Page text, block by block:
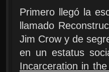
Primero llegó la
llamado
Jim Crow y de
en un estatus
Incarceration in